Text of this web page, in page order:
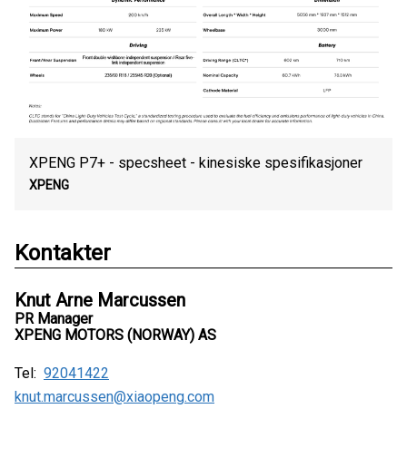
XPENG P7+ - specsheet - kinesiske spesifikasjoner
XPENG
Kontakter
Knut Arne Marcussen
PR Manager
XPENG MOTORS (NORWAY) AS
Tel: 92041422
knut.marcussen@xiaopeng.com